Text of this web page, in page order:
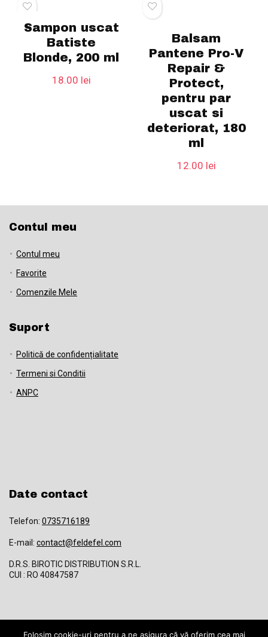
Sampon uscat
Batiste
Blonde, 200 ml
18.00 lei
Balsam
Pantene Pro-V
Repair &
Protect,
pentru par
uscat si
deteriorat, 180
ml
12.00 lei
Contul meu
Contul meu
Favorite
Comenzile Mele
Suport
Politică de confidențialitate
Termeni si Conditii
ANPC
Date contact
Telefon: 0735716189
E-mail: contact@feldefel.com
D.R.S. BIROTIC DISTRIBUTION S.R.L.
CUI : RO 40847587
Folosim cookie-uri pentru a ne asigura că vă oferim cea mai